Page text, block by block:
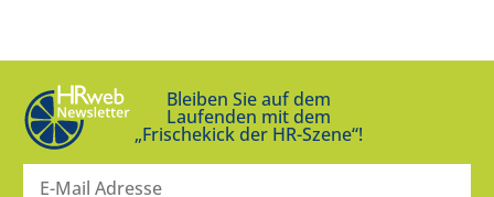
Bleiben Sie auf dem
Laufenden mit dem
„Frischekick der HR-Szene“!